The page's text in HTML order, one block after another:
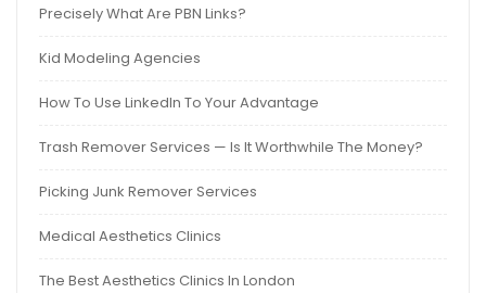
Precisely What Are PBN Links?
Kid Modeling Agencies
How To Use LinkedIn To Your Advantage
Trash Remover Services — Is It Worthwhile The Money?
Picking Junk Remover Services
Medical Aesthetics Clinics
The Best Aesthetics Clinics In London